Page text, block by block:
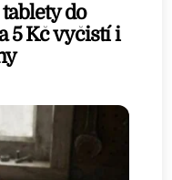
do
5 Kč vyčistí i